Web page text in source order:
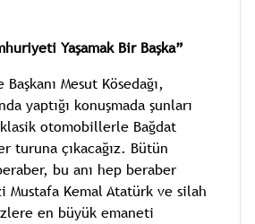
Yaşamak Bir Başka”
Mesut Kösedağı,
yaptığı konuşmada şunları
otomobillerle Bağdat
turuna çıkacağız. Bütün
bu anı hep beraber
Mustafa Kemal Atatürk ve silah
en büyük emaneti